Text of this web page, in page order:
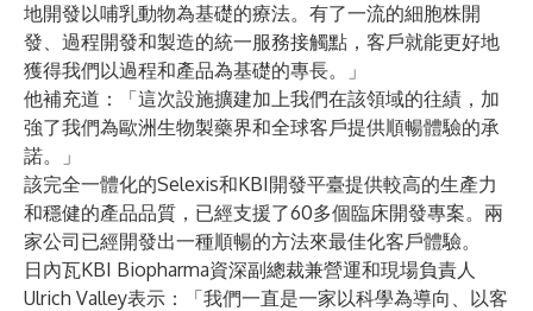
地開發以哺乳動物為基礎的療法。有了一流的細胞株開
發、過程開發和製造的統一服務接觸點，客戶就能更好地
獲得我們以過程和產品為基礎的專長。」
他補充道：「這次設施擴建加上我們在該領域的往績，加
強了我們為歐洲生物製藥界和全球客戶提供順暢體驗的承
諾。」
該完全一體化的Selexis和KBI開發平臺提供較高的生產力
和穩健的產品品質，已經支援了60多個臨床開發專案。兩
家公司已經開發出一種順暢的方法來最佳化客戶體驗。
日內瓦KBI Biopharma資深副總裁兼營運和現場負責人
Ulrich Valley表示：「我們一直是一家以科學為導向、以客